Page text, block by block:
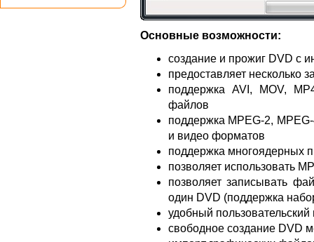
Основные возможности:
создание и прожиг DVD с
предоставляет несколько
поддержка AVI, MOV,
файлов
поддержка MPEG-2,
и видео форматов
поддержка многоядерных
позволяет использовать
позволяет записывать
один DVD (поддержка
удобный
свободное создание DVD